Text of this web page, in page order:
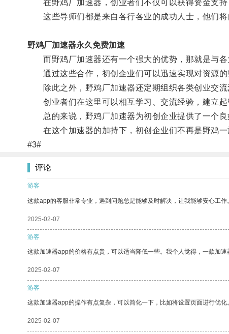
在野鸡厂加速器，创业者们不仅可以获得资金支持
这些导师们都是来自各行各业的成功人士，他们将
野鸡厂加速器永久免费加速
而野鸡厂加速器还有一个强大的优势，那就是与各
通过这些合作，初创企业们可以迅速实现对资源的
除此之外，野鸡厂加速器还定期组织各类创业交流
创业者们在这里可以相互学习、交流经验，建立起
总的来说，野鸡厂加速器为初创企业提供了一个良
在这个加速器的加持下，初创企业们不再是野鸡一
#3#
评论
游客
这款app的客服非常专业，遇到问题总是能够及时解决，让我能够安心工作。
2025-02-07
游客
这款加速器app的价格有点贵，可以适当降低一些。我个人觉得，一款加速
2025-02-07
游客
这款加速器app的操作有点复杂，可以简化一下，比如将设置页面进行优化。
2025-02-07